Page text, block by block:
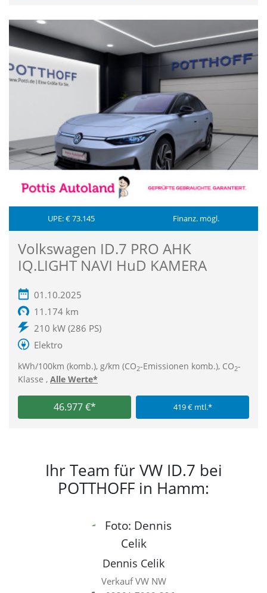
UPE: € 73.145 Finanz. mögl.
Volkswagen ID.7 PRO AHK
IQ.LIGHT NAVI HuD KAMERA
01.10.2025
11.174 km
210 kW (286 PS)
Elektro
kWh/100km (komb.), g/km (CO2-Emissionen komb.), CO2-
Klasse , Alle Werte*
46.977 €* 419 € mtl.*
Ihr Team für VW ID.7 bei
POTTHOFF in Hamm:
Dennis Celik
Verkauf VW NW